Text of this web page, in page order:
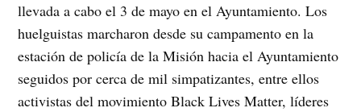
llevada a cabo el 3 de mayo en el Ayuntamiento. Los
huelguistas marcharon desde su campamento en la
estación de policía de la Misión hacia el Ayuntamiento
seguidos por cerca de mil simpatizantes, entre ellos
activistas del movimiento Black Lives Matter, líderes